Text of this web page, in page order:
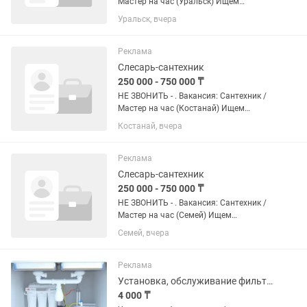
дисциплинированных профессионалов
для долгосрочного сотрудничества.
(строго по согласованию). Формат...
Уральск, вчера
Реклама
Слесарь-сантехник
250 000 - 750 000 ₸
НЕ ЗВОНИТЬ - . Вакансия: Сантехник /
Мастер на час (Костанай) Ищем
дисциплинированных профессионалов
для долгосрочного сотрудничества.
(строго по...
Костанай, вчера
Реклама
Слесарь-сантехник
250 000 - 750 000 ₸
НЕ ЗВОНИТЬ - . Вакансия: Сантехник /
Мастер на час (Семей) Ищем
дисциплинированных профессионалов
для долгосрочного сотрудничества.
(строго по согласованию). Формат...
Семей, вчера
Реклама
Установка, обслуживание фильтров воды.
4 000 ₸